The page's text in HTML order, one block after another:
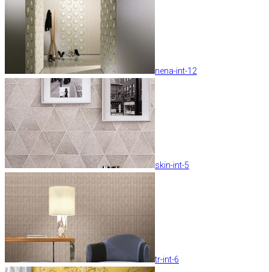
nena-int-12
skin-int-5
tr-int-6